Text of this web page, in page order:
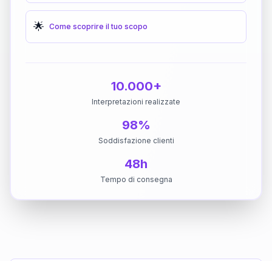
🌟 Come scoprire il tuo scopo
10.000+
Interpretazioni realizzate
98%
Soddisfazione clienti
48h
Tempo di consegna